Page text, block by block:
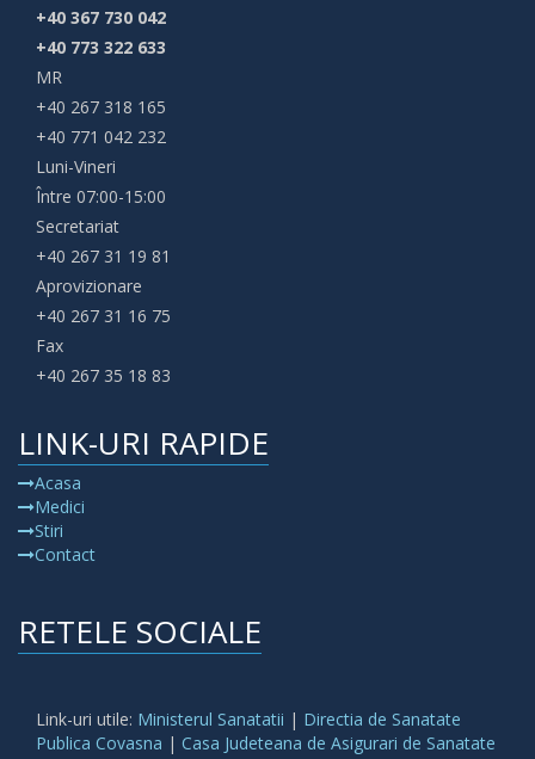
+40 367 730 042
+40 773 322 633
MR
+40 267 318 165
+40 771 042 232
Luni-Vineri
Între 07:00-15:00
Secretariat
+40 267 31 19 81
Aprovizionare
+40 267 31 16 75
Fax
+40 267 35 18 83
LINK-URI RAPIDE
Acasa
Medici
Stiri
Contact
RETELE SOCIALE
Link-uri utile: Ministerul Sanatatii | Directia de Sanatate
Publica Covasna | Casa Judeteana de Asigurari de Sanatate